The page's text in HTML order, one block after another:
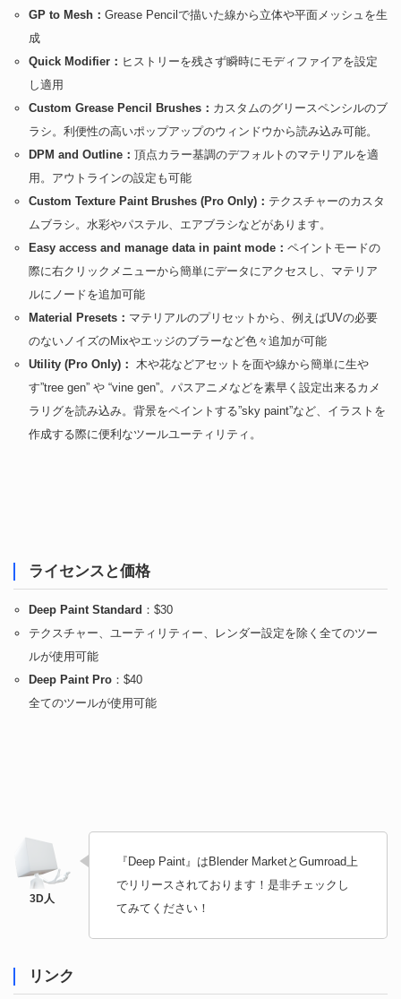
GP to Mesh： Grease Pencilで描いた線から立体や平面メッシュを生
成
Quick Modifier： ヒストリーを残さず瞬時にモディファイアを設定
し適用
Custom Grease Pencil Brushes： カスタムのグリースペンシルのブ
ラシ。利便性の高いポップアップのウィンドウから読み込み可能。
DPM and Outline： 頂点カラー基調のデフォルトのマテリアルを適
用。アウトラインの設定も可能
Custom Texture Paint Brushes (Pro Only)： テクスチャーのカスタ
ムブラシ。水彩やパステル、エアブラシなどがあります。
Easy access and manage data in paint mode： ペイントモードの
際に右クリックメニューから簡単にデータにアクセスし、マテリア
ルにノードを追加可能
Material Presets： マテリアルのプリセットから、例えばUVの必要
のないノイズのMixやエッジのブラーなど色々追加が可能
Utility (Pro Only)： 木や花などアセットを面や線から簡単に生や
す”tree gen” や “vine gen”。パスアニメなどを素早く設定出来るカメ
ラリグを読み込み。背景をペイントする”sky paint”など、イラストを
作成する際に便利なツールユーティリティ。
ライセンスと価格
Deep Paint Standard ：$30
テクスチャー、ユーティリティー、レンダー設定を除く全てのツー
ルが使用可能
Deep Paint Pro：$40
全てのツールが使用可能
『Deep Paint』はBlender MarketとGumroad上
でリリースされております！是非チェックし
てみてください！
リンク